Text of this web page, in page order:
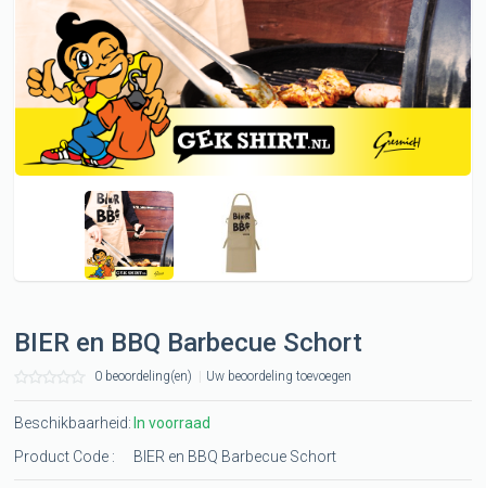
BIER en BBQ Barbecue Schort
0 beoordeling(en) Uw beoordeling toevoegen
Beschikbaarheid: In voorraad
Product Code :
BIER en BBQ Barbecue Schort